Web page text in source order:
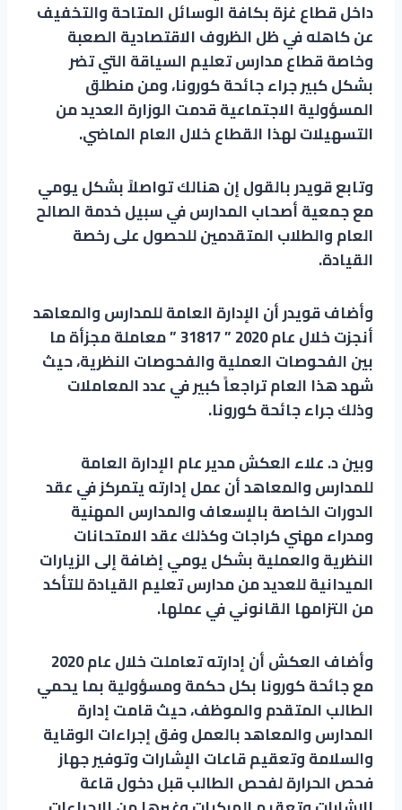
داخل قطاع غزة بكافة الوسائل المتاحة والتخفيف
عن كاهله في ظل الظروف الاقتصادية الصعبة
وخاصة قطاع مدارس تعليم السياقة التي تضر
بشكل كبير جراء جائحة كورونا، ومن منطلق
المسؤولية الاجتماعية قدمت الوزارة العديد من
التسهيلات لهذا القطاع خلال العام الماضي.
وتابع قويدر بالقول إن هنالك تواصلاً بشكل يومي
مع جمعية أصحاب المدارس في سبيل خدمة الصالح
العام والطلاب المتقدمين للحصول على رخصة
القيادة.
وأضاف قويدر أن الإدارة العامة للمدارس والمعاهد
أنجزت خلال عام 2020 ” 31817 ” معاملة مجزأة ما
بين الفحوصات العملية والفحوصات النظرية، حيث
شهد هذا العام تراجعاً كبير في عدد المعاملات
وذلك جراء جائحة كورونا.
وبين د. علاء العكش مدير عام الإدارة العامة
للمدارس والمعاهد أن عمل إدارته يتمركز في عقد
الدورات الخاصة بالإسعاف والمدارس المهنية
ومدراء مهني كراجات وكذلك عقد الامتحانات
النظرية والعملية بشكل يومي إضافة إلى الزيارات
الميدانية للعديد من مدارس تعليم القيادة للتأكد
من التزامها القانوني في عملها.
وأضاف العكش أن إدارته تعاملت خلال عام 2020
مع جائحة كورونا بكل حكمة ومسؤولية بما يحمي
الطالب المتقدم والموظف، حيث قامت إدارة
المدارس والمعاهد بالعمل وفق إجراءات الوقاية
والسلامة وتعقيم قاعات الإشارات وتوفير جهاز
فحص الحرارة لفحص الطالب قبل دخول قاعة